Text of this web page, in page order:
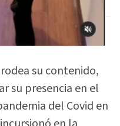
su contenido,
su presencia en el
del Covid en